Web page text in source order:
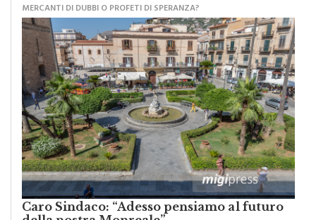
MERCANTI DI DUBBI O PROFETI DI SPERANZA?
Caro Sindaco: “Adesso pensiamo al futuro